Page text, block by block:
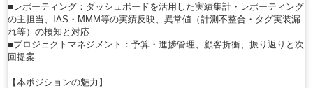
■レポーティング：ダッシュボードを活用した実績集計・レポーティング
の主担当、IAS・MMM等の実績反映、異常値（計測不整合・タグ実装漏
れ等）の検知と対応
■プロジェクトマネジメント：予算・進捗管理、顧客折衝、振り返りと次
回提案
【本ポジションの魅力】